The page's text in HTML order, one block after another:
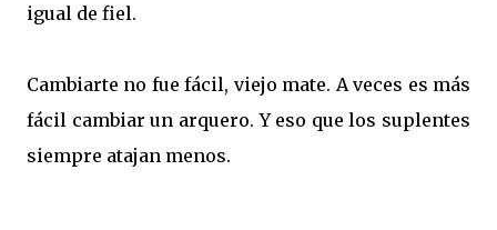
igual de fiel.
Cambiarte no fue fácil, viejo mate. A veces es más
fácil cambiar un arquero. Y eso que los suplentes
siempre atajan menos.